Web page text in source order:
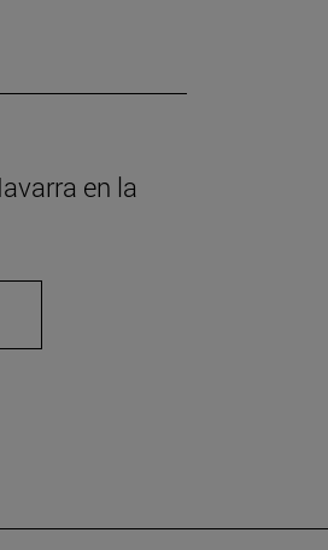
en la
para desplazarse.